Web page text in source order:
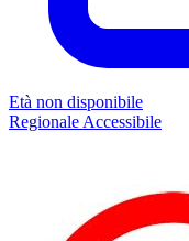
Età non disponibile
Regionale Accessibile